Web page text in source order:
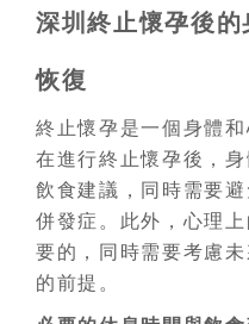
深圳終止懷孕後
恢復
終止懷孕是一個身體
在進行終止懷孕後，
飲食建議，同時需要
併發症。此外，心理
要的，同時需要考慮
的前提。